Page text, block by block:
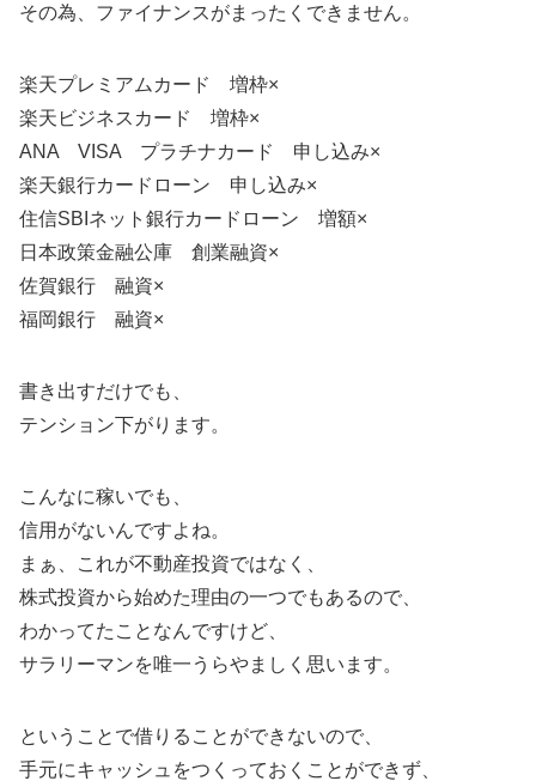
その為、ファイナンスがまったくできません。
楽天プレミアムカード 増枠×
楽天ビジネスカード 増枠×
ANA VISA プラチナカード 申し込み×
楽天銀行カードローン 申し込み×
住信SBIネット銀行カードローン 増額×
日本政策金融公庫 創業融資×
佐賀銀行 融資×
福岡銀行 融資×
書き出すだけでも、
テンション下がります。
こんなに稼いでも、
信用がないんですよね。
まぁ、これが不動産投資ではなく、
株式投資から始めた理由の一つでもあるので、
わかってたことなんですけど、
サラリーマンを唯一うらやましく思います。
ということで借りることができないので、
手元にキャッシュをつくっておくことができず、